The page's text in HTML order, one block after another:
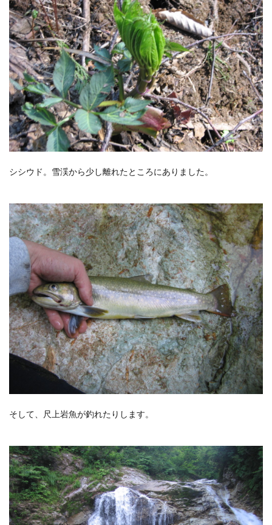
シシウド。雪渓から少し離れたところにありました。
そして、尺上岩魚が釣れたりします。